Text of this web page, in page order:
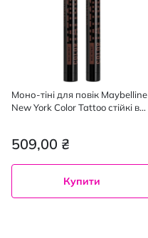
Моно-тіні для повік Maybelline
New York Color Tattoo стійкі в
509,00 ₴
Купити